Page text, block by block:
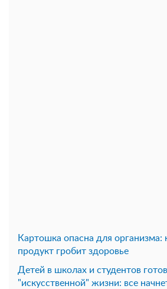
Картошка опасна для организма:
продукт гробит здоровье
Детей в школах и студентов
"искусственной" жизни: все